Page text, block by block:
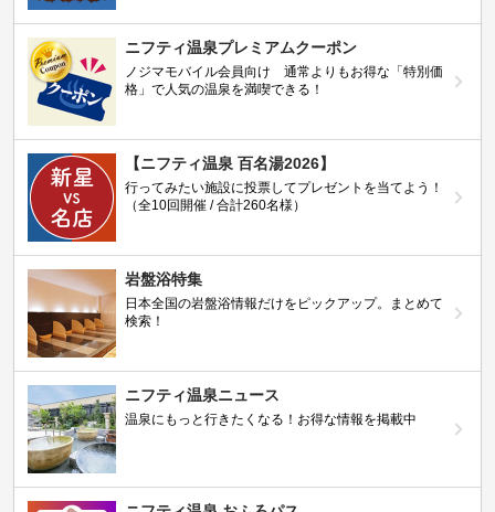
ニフティ温泉プレミアムクーポン
ノジマモバイル会員向け 通常よりもお得な「特別価
格」で人気の温泉を満喫できる！
【ニフティ温泉 百名湯2026】
行ってみたい施設に投票してプレゼントを当てよう！
（全10回開催 / 合計260名様）
岩盤浴特集
日本全国の岩盤浴情報だけをピックアップ。まとめて
検索！
ニフティ温泉ニュース
温泉にもっと行きたくなる！お得な情報を掲載中